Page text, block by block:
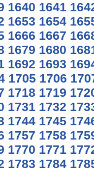
1640 1641
1653 1654
1666 1667
1679 1680
1692 1693
1705 1706
1718 1719
1731 1732
1744 1745
1757 1758
1770 1771
1783 1784